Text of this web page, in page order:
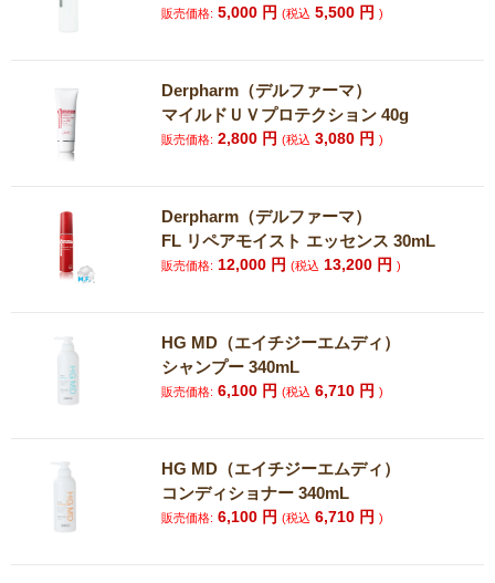
販売価格: 5,000 円(税込 5,500 円)
Derpharm（デルファーマ）
マイルドＵＶプロテクション 40g
販売価格: 2,800 円(税込 3,080 円)
Derpharm（デルファーマ）
FL リペアモイスト エッセンス 30mL
販売価格: 12,000 円(税込 13,200 円)
HG MD（エイチジーエムディ）
シャンプー 340mL
販売価格: 6,100 円(税込 6,710 円)
HG MD（エイチジーエムディ）
コンディショナー 340mL
販売価格: 6,100 円(税込 6,710 円)